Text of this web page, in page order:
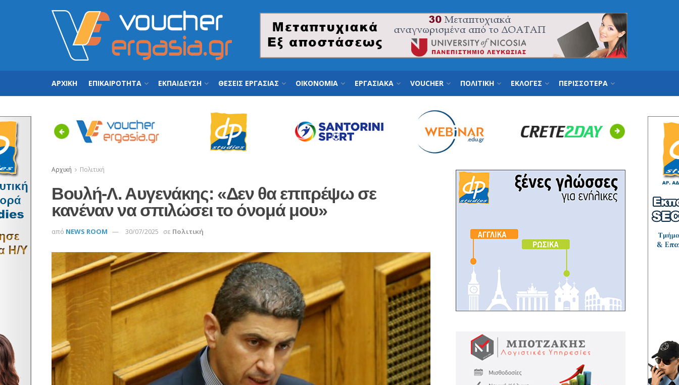
ΑΡΧΙΚΗ ΕΠΙΚΑΙΡΟΤΗΤΑ ΕΚΠΑΙΔΕΥΣΗ ΘΕΣΕΙΣ ΕΡΓΑΣΙΑΣ ΟΙΚΟΝΟΜΙΑ ΕΡΓΑΣΙΑΚΑ VOUCHER ΠΟΛΙΤΙΚΗ ΕΚΛΟΓΕΣ ΠΕΡΙΣΣΟΤΕΡΑ
Previous Next
Αρχική Πολιτική
Βουλή-Λ. Αυγενάκης: «Δεν θα επιτρέψω σε
κανέναν να σπιλώσει το όνομά μου»
από NEWS ROOM 30/07/2025 σε Πολιτική